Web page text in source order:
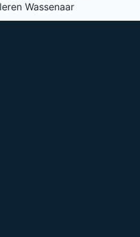
Wassenaar